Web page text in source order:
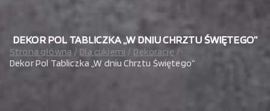
dla
gastrono
mii
DEKOR POL TABLICZKA „W DNIU CHRZTU ŚWIĘTEGO”
Strona główna Dla cukierni
Dekoracje
Dekor Pol Tabliczka „W dniu Chrztu Świętego”